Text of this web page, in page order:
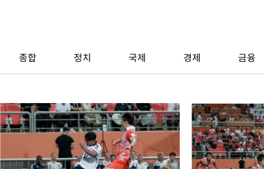
압수수색
-15105초 전 >
[속보]원·달러 환율, 오전 9시 1423.8원
-14855초 전 >[속보]코스피, 6300선 재탈환…1.09% 오른 6365.07 개장
-12020초 전 >시리아 다마스쿠스 교외에서 미니버스 폭발.. 14명 부상, 3명
입추에도 극한더위…서울 낮 39도 '폭염중대경보'
-6282초 전 >이란, 호르무즈서 "적국 목표물들"과 대치로 남부 케슘섬에서
종합 정치 국제 경제 금융